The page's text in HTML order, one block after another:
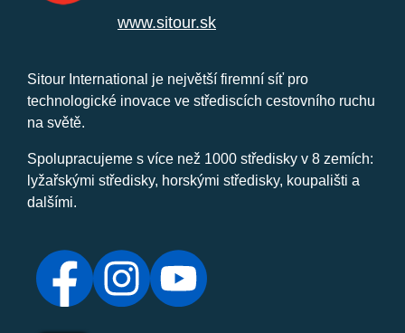
www.sitour.sk
Sitour International je největší firemní síť pro
technologické inovace ve střediscích cestovního ruchu
na světě.
Spolupracujeme s více než 1000 středisky v 8 zemích:
lyžařskými středisky, horskými středisky, koupališti a
dalšími.